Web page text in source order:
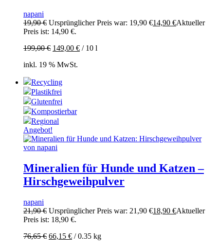
napani
19,90€ Ursprünglicher Preis war: 19,90 €14,90 €Aktueller
Preis ist: 14,90 €.
199,00€ 149,00 € / 10 l
inkl. 19 % MwSt.
Recycling
Plastikfrei
Glutenfrei
Kompostierbar
Regional
Angebot!
Mineralien für Hunde und Katzen –
Hirschgeweihpulver
napani
21,90€ Ursprünglicher Preis war: 21,90 €18,90 €Aktueller
Preis ist: 18,90 €.
76,65€ 66,15 € /0.35 kg